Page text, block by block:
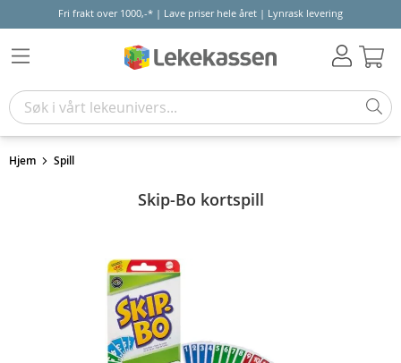
Fri frakt over 1000,-* | Lave priser hele året | Lynrask levering
Hjem Spill
Skip-Bo kortspill